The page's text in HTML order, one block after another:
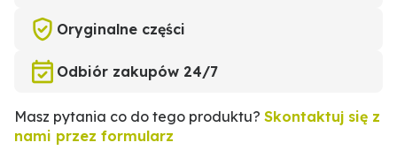
Oryginalne części
Odbiór zakupów 24/7
Masz pytania co do tego produktu? Skontaktuj się z
nami przez formularz